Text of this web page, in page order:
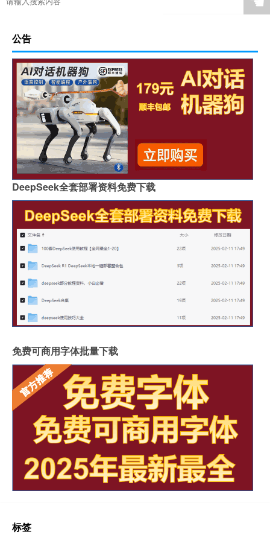
公告
DeepSeek全套部署资料免费下载
免费可商用字体批量下载
标签